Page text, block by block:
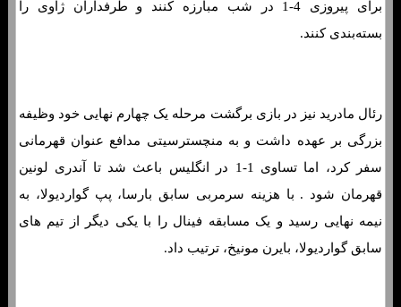
برای پیروزی 4-1 در شب مبارزه کنند و طرفداران ژاوی را
بسته‌بندی کنند.
رئال مادرید نیز در بازی برگشت مرحله یک چهارم نهایی خود وظیفه
بزرگی بر عهده داشت و به منچسترسیتی مدافع عنوان قهرمانی
سفر کرد، اما تساوی 1-1 در انگلیس باعث شد تا آندری لونین
قهرمان شود . با هزینه سرمربی سابق بارسا، پپ گواردیولا، به
نیمه نهایی رسید و یک مسابقه فینال را با یکی دیگر از تیم های
سابق گواردیولا، بایرن مونیخ، ترتیب داد.